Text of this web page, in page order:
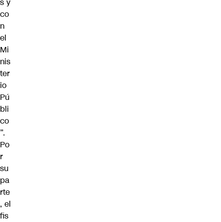
co
n
el
Mi
nis
ter
io
Pú
bli
co
”.
Po
r
su
pa
rte
, el
fis